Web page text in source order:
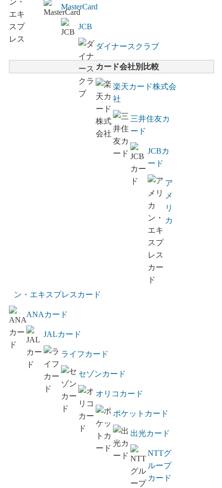
MasterCard
JCB
ダイナースクラブ
カード会社別比較
楽天カード株式会
社
三井住友カ
ード
JCBカ
ード
ア
メ
リ
カ
ン・エキスプレスカード
ANAカード
JALカード
ライフカード
セゾンカード
オリコカード
ポケットカード
出光カード
NTTグ
ループ
カード